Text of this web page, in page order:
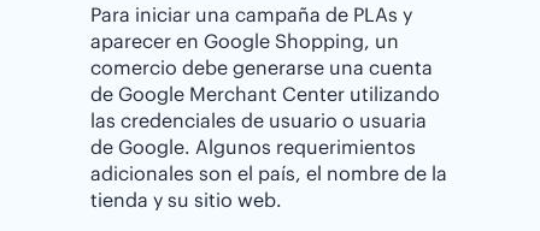
Para iniciar una campaña de PLAs y
aparecer en Google Shopping, un
comercio debe generarse una cuenta
de Google Merchant Center utilizando
las credenciales de usuario o usuaria
de Google. Algunos requerimientos
adicionales son el país, el nombre de la
tienda y su sitio web.